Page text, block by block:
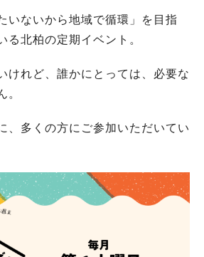
いないから地域で循環」を目指
る北柏の定期イベント。
けれど、誰かにとっては、必要な
。
、多くの方にご参加いただいてい